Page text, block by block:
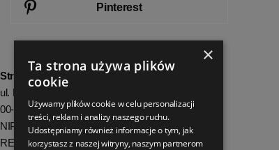
Pinterest
StrefaLuksusu.pl
ul. Bartycka 24/26 Pawilon 227
00-716 Warszawa
NIP: 8251972213
REGON: 06035139
×
Ta strona używa plików
cookie
Używamy plików cookie w celu personalizacji
treści, reklam i analizy naszego ruchu.
Udostępniamy również informacje o tym, jak
korzystasz z naszej witryny, naszym partnerom